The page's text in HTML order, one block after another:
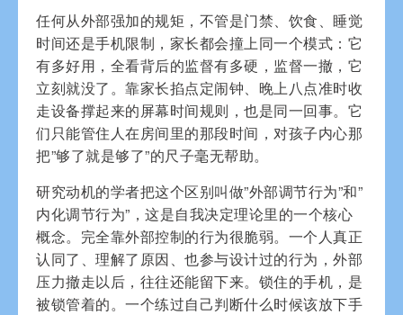
任何从外部强加的规矩，不管是门禁、饮食、睡觉
时间还是手机限制，家长都会撞上同一个模式：它
有多好用，全看背后的监督有多硬，监督一撤，它
立刻就没了。靠家长掐点定闹钟、晚上八点准时收
走设备撑起来的屏幕时间规则，也是同一回事。它
们只能管住人在房间里的那段时间，对孩子内心那
把”够了就是够了”的尺子毫无帮助。
研究动机的学者把这个区别叫做”外部调节行为”和”
内化调节行为”，这是自我决定理论里的一个核心
概念。完全靠外部控制的行为很脆弱。一个人真正
认同了、理解了原因、也参与设计过的行为，外部
压力撤走以后，往往还能留下来。锁住的手机，是
被锁管着的。一个练过自己判断什么时候该放下手